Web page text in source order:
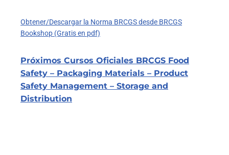
Obtener/Descargar la Norma BRCGS desde BRCGS
Bookshop (Gratis en pdf)
Próximos Cursos Oficiales BRCGS Food
Safety – Packaging Materials – Product
Safety Management – Storage and
Distribution